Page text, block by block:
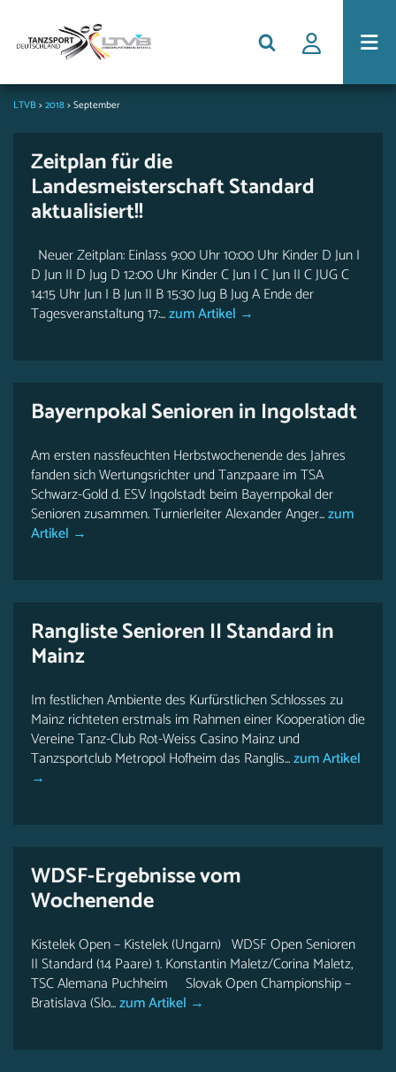
LTVB>2018>September
Zeitplan für die
Landesmeisterschaft Standard
aktualisiert!!
Neuer Zeitplan: Einlass 9:00 Uhr 10:00 Uhr Kinder D Jun I
D Jun II D Jug D 12:00 Uhr Kinder C Jun I C Jun II C JUG C
14:15 Uhr Jun I B Jun II B 15:30 Jug B Jug A Ende der
Tagesveranstaltung 17:...zum Artikel →
Bayernpokal Senioren in Ingolstadt
Am ersten nassfeuchten Herbstwochenende des Jahres
fanden sich Wertungsrichter und Tanzpaare im TSA
Schwarz-Gold d. ESV Ingolstadt beim Bayernpokal der
Senioren zusammen. Turnierleiter Alexander Anger...zum
Artikel →
Rangliste Senioren II Standard in
Mainz
Im festlichen Ambiente des Kurfürstlichen Schlosses zu
Mainz richteten erstmals im Rahmen einer Kooperation die
Vereine Tanz-Club Rot-Weiss Casino Mainz und
Tanzsportclub Metropol Hofheim das Ranglis...zum Artikel
→
WDSF-Ergebnisse vom
Wochenende
Kistelek Open – Kistelek (Ungarn) WDSF Open Senioren
II Standard (14 Paare) 1. Konstantin Maletz/Corina Maletz,
TSC Alemana Puchheim Slovak Open Championship –
Bratislava (Slo...zum Artikel →